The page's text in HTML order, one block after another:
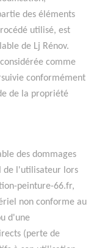
des éléments
utilisé, est
de Lj Rénov.
comme
conformément
de la propriété
des dommages
de l'utilisateur lors
peinture-66.fr,
non conforme au
d'une
(perte de